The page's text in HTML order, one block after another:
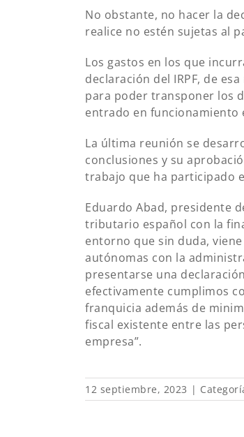
No obstante, no hacer la
realice no estén sujetas al
Los gastos en los que
declaración del IRPF, de
para poder transponer los
entrado en funcionamiento
La última reunión se
conclusiones y su
trabajo que ha participado
Eduardo Abad, presidente
tributario español con la
entorno que sin duda,
autónomas con la
presentarse una
efectivamente cumplimos
franquicia además de
fiscal existente entre las
empresa”.
12 septiembre, 2023 |